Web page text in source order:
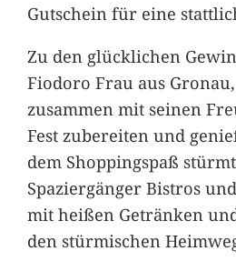
Gutschein für eine
Zu den glücklichen
Fiodoro Frau aus
zusammen mit seinen
Fest zubereiten und
dem Shoppingspaß
Spaziergänger Bistros
mit heißen Getränken
den stürmischen